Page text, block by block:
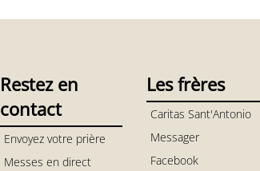
Restez en
contact
Envoyez votre prière
Messes en direct
Les frères
Caritas Sant'Antonio
Messager
Facebook